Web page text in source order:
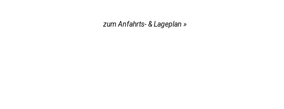
zum Anfahrts- & Lageplan »